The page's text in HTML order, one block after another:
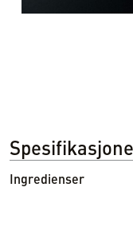
Ingredienser